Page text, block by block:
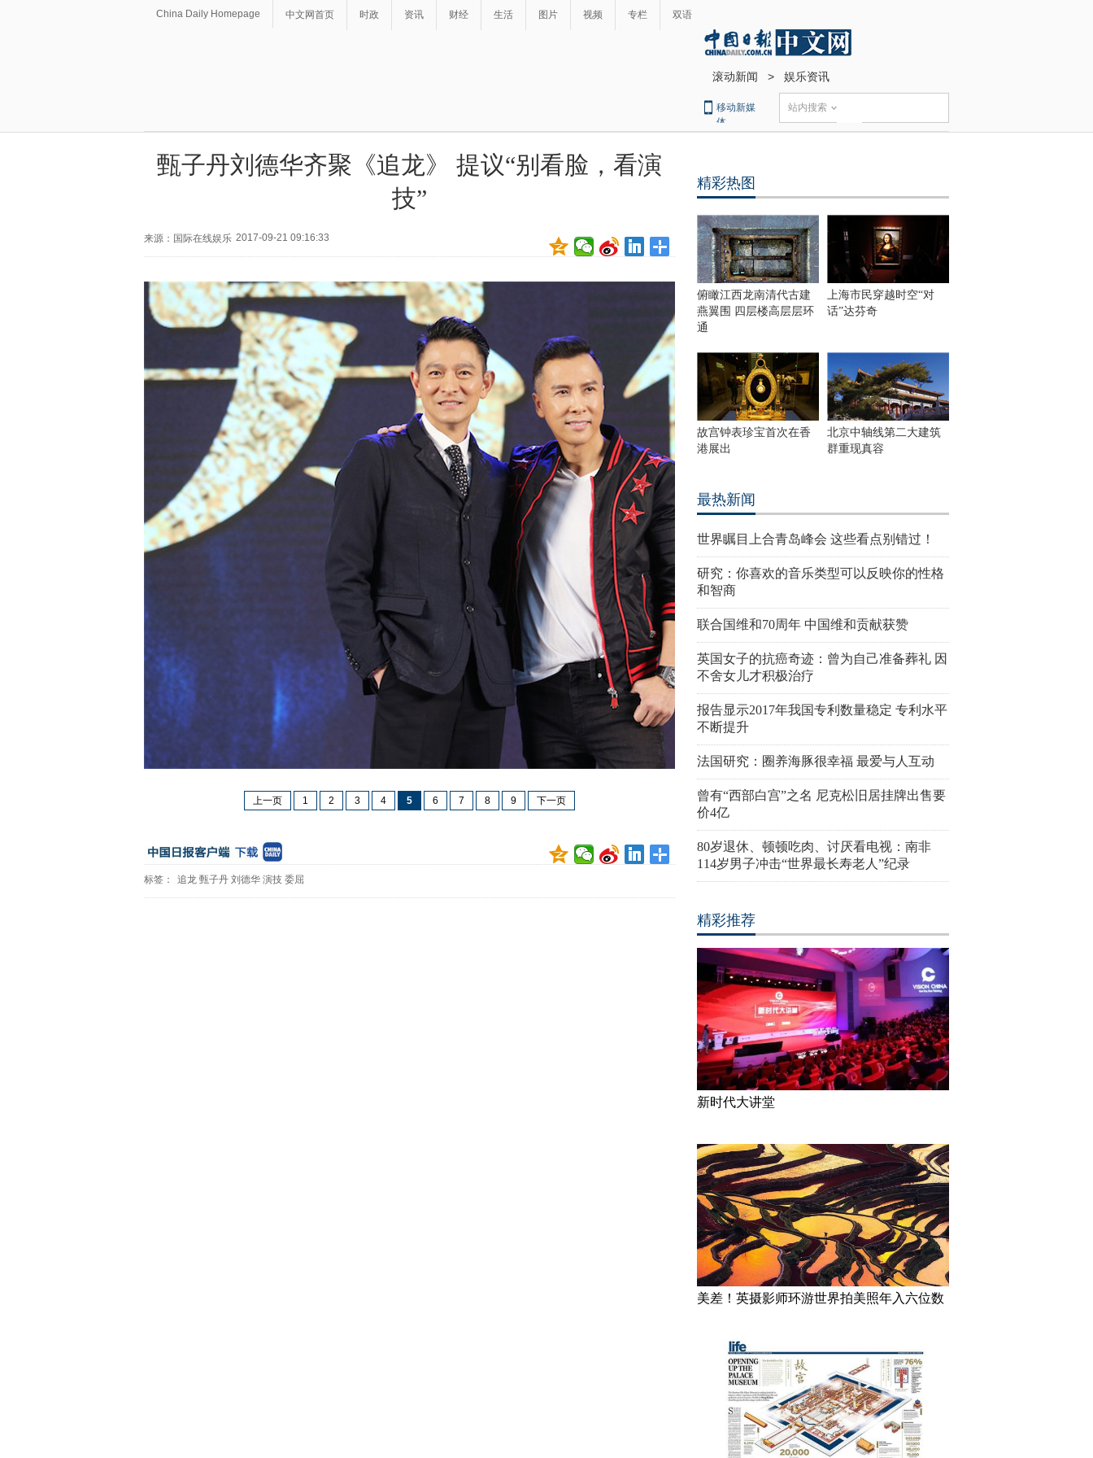
China Daily Homepage 中文网首页 时政 资讯 财经 生活 图片 视频 专栏 双语
滚动新闻 > 娱乐资讯
移动新媒
体
站内搜索
甄子丹刘德华齐聚《追龙》 提议“别看脸，看演
技”
来源：国际在线娱乐 2017-09-21 09:16:33
上一页 1 2 3 4 5 6 7 8 9 下一页
标签： 追龙 甄子丹 刘德华 演技 委屈
精彩热图
俯瞰江西龙南清代古建
燕翼围 四层楼高层层环
通
上海市民穿越时空“对
话”达芬奇
故宫钟表珍宝首次在香
港展出
北京中轴线第二大建筑
群重现真容
最热新闻
世界瞩目上合青岛峰会 这些看点别错过！
研究：你喜欢的音乐类型可以反映你的性格
和智商
联合国维和70周年 中国维和贡献获赞
英国女子的抗癌奇迹：曾为自己准备葬礼 因
不舍女儿才积极治疗
报告显示2017年我国专利数量稳定 专利水平
不断提升
法国研究：圈养海豚很幸福 最爱与人互动
曾有“西部白宫”之名 尼克松旧居挂牌出售要
价4亿
80岁退休、顿顿吃肉、讨厌看电视：南非
114岁男子冲击“世界最长寿老人”纪录
精彩推荐
新时代大讲堂
美差！英摄影师环游世界拍美照年入六位数